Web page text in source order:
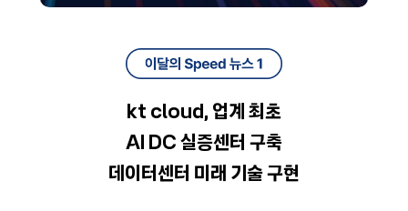
kt cloud, 업계 최초
AI DC 실증센터 구축
데이터센터 미래 기술 구현